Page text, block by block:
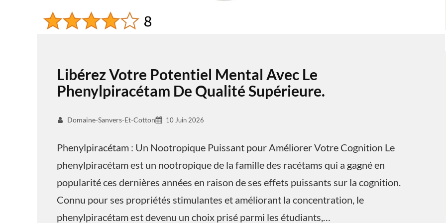
Libérez Votre Potentiel Mental Avec Le
Phenylpiracétam De Qualité Supérieure.
Domaine-Sanvers-Et-Cotton 10 Juin 2026
Phenylpiracétam : Un Nootropique Puissant pour Améliorer Votre Cognition Le
phenylpiracétam est un nootropique de la famille des racétams qui a gagné en
popularité ces dernières années en raison de ses effets puissants sur la cognition.
Connu pour ses propriétés stimulantes et améliorant la concentration, le
phenylpiracétam est devenu un choix prisé parmi les étudiants,…